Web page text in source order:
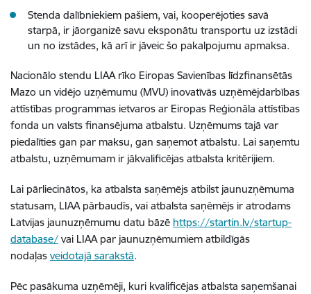
Stenda dalībniekiem pašiem, vai, kooperējoties savā
starpā, ir jāorganizē savu eksponātu transportu uz izstādi
un no izstādes, kā arī ir jāveic šo pakalpojumu apmaksa.
Nacionālo stendu LIAA rīko Eiropas Savienības līdzfinansētās
Mazo un vidējo uzņēmumu (MVU) inovatīvās uzņēmējdarbības
attīstības programmas ietvaros ar Eiropas Reģionāla attīstības
fonda un valsts finansējuma atbalstu. Uzņēmums tajā var
piedalīties gan par maksu, gan saņemot atbalstu. Lai saņemtu
atbalstu, uzņēmumam ir jākvalificējas atbalsta kritērijiem.
Lai pārliecinātos, ka atbalsta saņēmējs atbilst jaunuzņēmuma
statusam, LIAA pārbaudīs, vai atbalsta saņēmējs ir atrodams
Latvijas jaunuzņēmumu datu bāzē https://startin.lv/startup-
database/ vai LIAA par jaunuzņēmumiem atbildīgās
nodaļas veidotajā sarakstā.
Pēc pasākuma uzņēmēji, kuri kvalificējas atbalsta saņemšanai